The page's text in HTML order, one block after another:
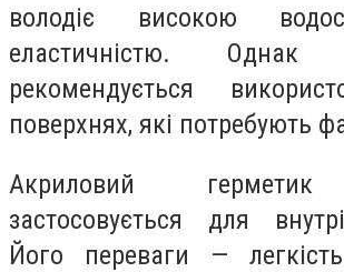
володіє високою
еластичністю.
рекомендується
поверхнях, які потребують
Акриловий герметик
застосовується для
Його переваги —